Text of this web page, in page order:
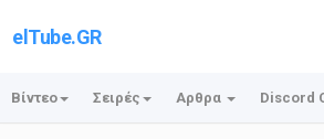
elTube.GR
Βίντεο Σειρές Αρθρα Discord